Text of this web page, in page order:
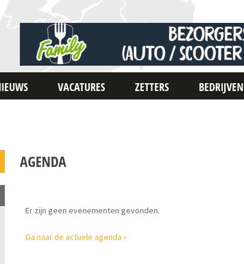
VACATURES ZETTERS BEDRIJVEN
AGENDA
Er zijn geen evenementen gevonden.
Ga naar de actuele agenda »